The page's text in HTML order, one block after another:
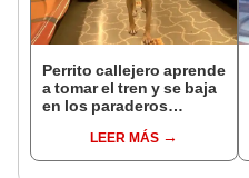
Perrito callejero aprende
a tomar el tren y se baja
en los paraderos
LEER MÁS